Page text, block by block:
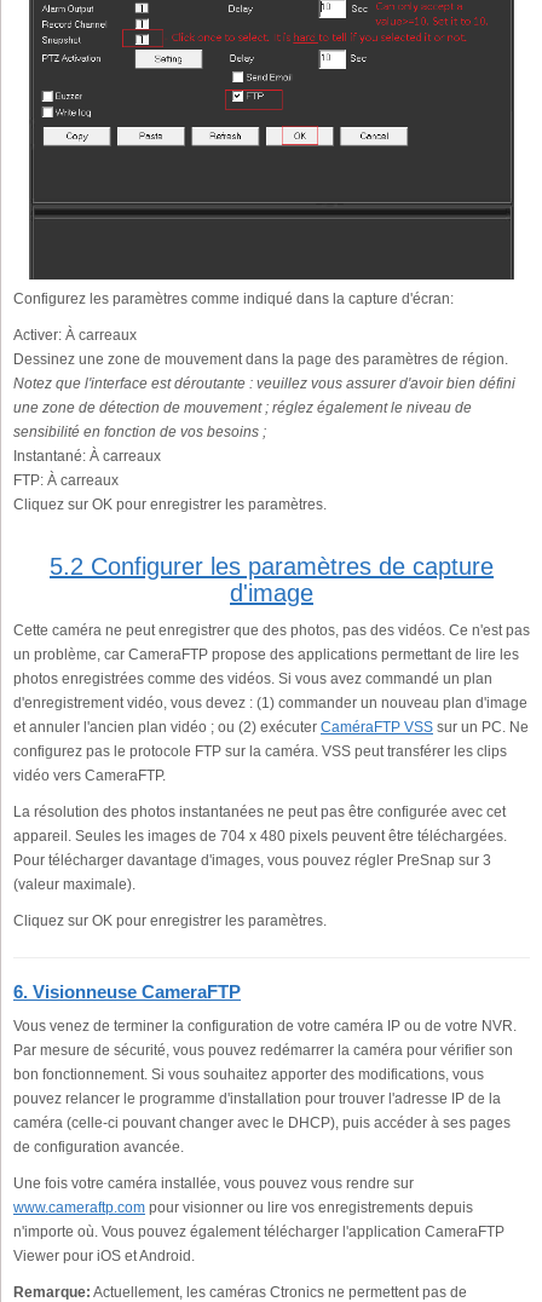
Configurez les paramètres comme indiqué dans la capture d'écran:
Activer: À carreaux
Dessinez une zone de mouvement dans la page des paramètres de région.
Notez que l'interface est déroutante : veuillez vous assurer d'avoir bien défini
une zone de détection de mouvement ; réglez également le niveau de
sensibilité en fonction de vos besoins ;
Instantané: À carreaux
FTP: À carreaux
Cliquez sur OK pour enregistrer les paramètres.
5.2 Configurer les paramètres de capture
d'image
Cette caméra ne peut enregistrer que des photos, pas des vidéos. Ce n'est pas
un problème, car CameraFTP propose des applications permettant de lire les
photos enregistrées comme des vidéos. Si vous avez commandé un plan
d'enregistrement vidéo, vous devez : (1) commander un nouveau plan d'image
et annuler l'ancien plan vidéo ; ou (2) exécuter CaméraFTP VSS sur un PC. Ne
configurez pas le protocole FTP sur la caméra. VSS peut transférer les clips
vidéo vers CameraFTP.
La résolution des photos instantanées ne peut pas être configurée avec cet
appareil. Seules les images de 704 x 480 pixels peuvent être téléchargées.
Pour télécharger davantage d'images, vous pouvez régler PreSnap sur 3
(valeur maximale).
Cliquez sur OK pour enregistrer les paramètres.
6. Visionneuse CameraFTP
Vous venez de terminer la configuration de votre caméra IP ou de votre NVR.
Par mesure de sécurité, vous pouvez redémarrer la caméra pour vérifier son
bon fonctionnement. Si vous souhaitez apporter des modifications, vous
pouvez relancer le programme d'installation pour trouver l'adresse IP de la
caméra (celle-ci pouvant changer avec le DHCP), puis accéder à ses pages
de configuration avancée.
Une fois votre caméra installée, vous pouvez vous rendre sur
www.cameraftp.com pour visionner ou lire vos enregistrements depuis
n'importe où. Vous pouvez également télécharger l'application CameraFTP
Viewer pour iOS et Android.
Remarque: Actuellement, les caméras Ctronics ne permettent pas de